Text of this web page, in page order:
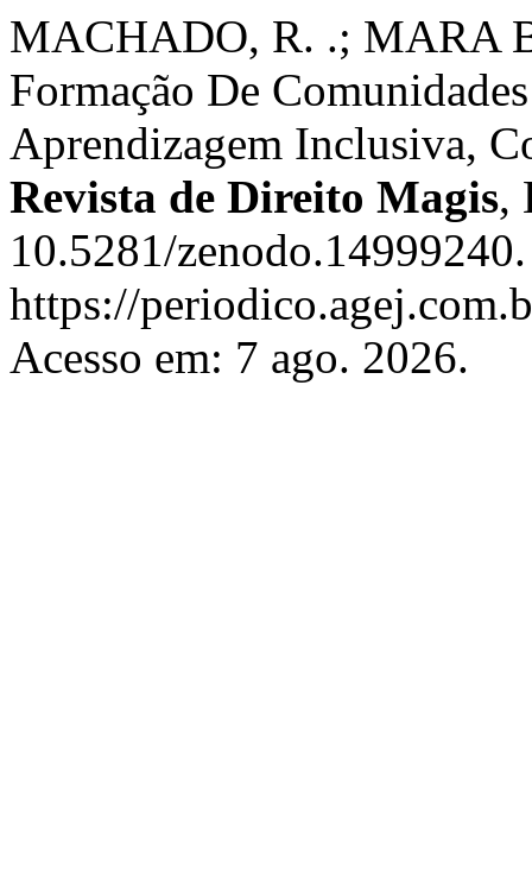
MACHADO, R. .; MARA
Formação De
Aprendizagem Inclusiva,
Revista de Direito Magis,
10.5281/
https://
Acesso em: 7 ago. 2026.